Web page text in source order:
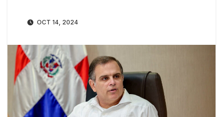
OCT 14, 2024